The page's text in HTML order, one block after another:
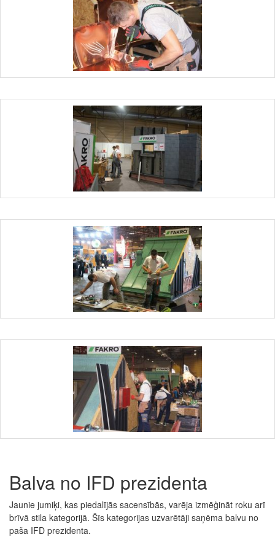
Balva no IFD prezidenta
Jaunie jumiķi, kas piedalījās sacensībās, varēja izmēģināt roku arī
brīvā stila kategorijā. Šīs kategorijas uzvarētāji saņēma balvu no
paša IFD prezidenta.